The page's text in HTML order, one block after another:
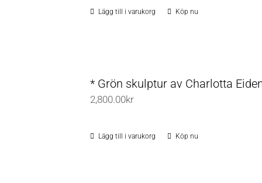
Lägg till i varukorg Köp nu
* Grön skulptur av Charlotta
2,800.00kr
Lägg till i varukorg Köp nu